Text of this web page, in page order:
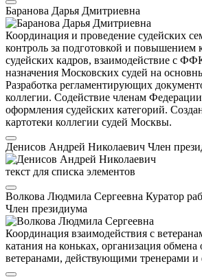
Баранова Дарья Дмитриевна
Координация и проведение судейских
контроль за подготовкой и повышением
судейских кадров, взаимодействие с
назначения Московских судей на
Разработка регламентирующих
коллегии. Содействие членам
оформления судейских категорий.
картотеки коллегии судей Москвы.
Денисов Андрей Николаевич Член
текст для списка элементов
Волкова Людмила Сергеевна Куратор
Член президиума
Координация взаимодействия с
катания на коньках, организация
ветеранами, действующими тренерами и